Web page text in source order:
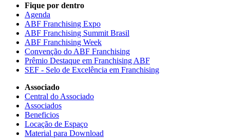
Fique por dentro
Agenda
ABF Franchising Expo
ABF Franchising Summit Brasil
ABF Franchising Week
Convenção do ABF Franchising
Prêmio Destaque em Franchising ABF
SEF - Selo de Excelência em Franchising
Associado
Central do Associado
Associados
Beneficios
Locação de Espaço
Material para Download